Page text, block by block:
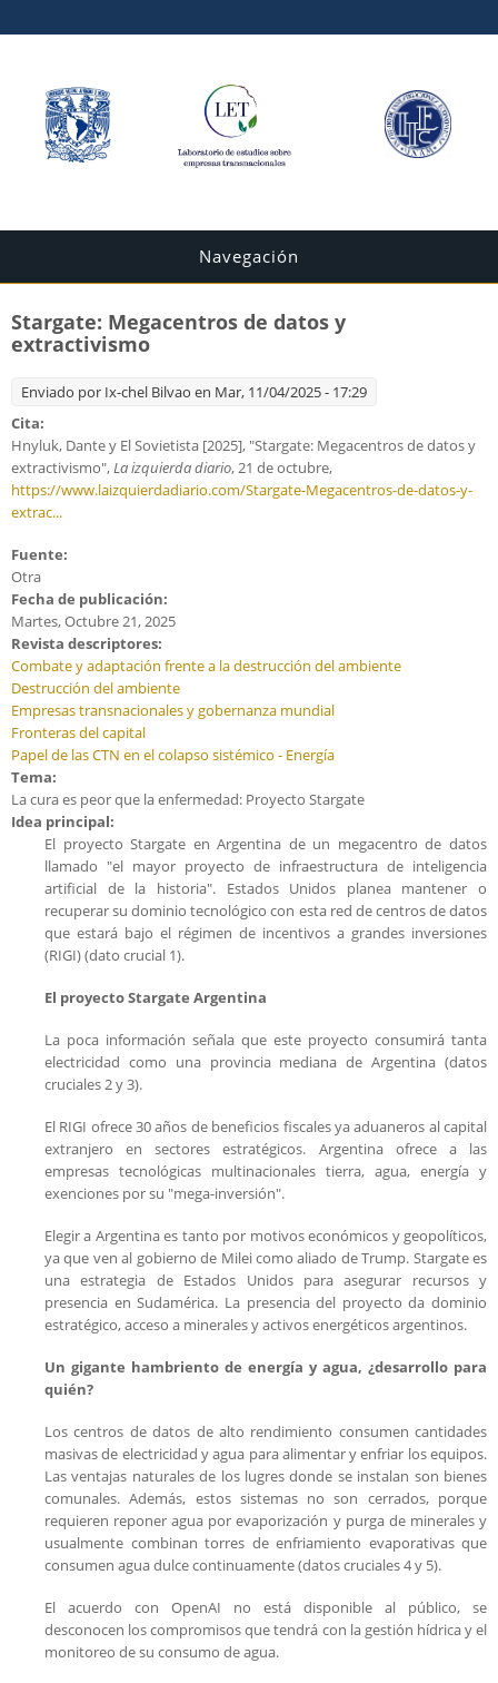
Navegación
Stargate: Megacentros de datos y
extractivismo
Enviado por Ix-chel Bilvao en Mar, 11/04/2025 - 17:29
Cita:
Hnyluk, Dante y El Sovietista [2025], "Stargate: Megacentros de datos y
extractivismo",La izquierda diario, 21 de octubre,
https://www.laizquierdadiario.com/Stargate-Megacentros-de-datos-y-
extrac...
Fuente:
Otra
Fecha de publicación:
Martes, Octubre 21, 2025
Revista descriptores:
Combate y adaptación frente a la destrucción del ambiente
Destrucción del ambiente
Empresas transnacionales y gobernanza mundial
Fronteras del capital
Papel de las CTN en el colapso sistémico - Energía
Tema:
La cura es peor que la enfermedad: Proyecto Stargate
Idea principal:
El proyecto Stargate en Argentina de un megacentro de datos
llamado "el mayor proyecto de infraestructura de inteligencia
artificial de la historia". Estados Unidos planea mantener o
recuperar su dominio tecnológico con esta red de centros de datos
que estará bajo el régimen de incentivos a grandes inversiones
(RIGI) (dato crucial 1).
El proyecto Stargate Argentina
La poca información señala que este proyecto consumirá tanta
electricidad como una provincia mediana de Argentina (datos
cruciales 2 y 3).
El RIGI ofrece 30 años de beneficios fiscales ya aduaneros al capital
extranjero en sectores estratégicos. Argentina ofrece a las
empresas tecnológicas multinacionales tierra, agua, energía y
exenciones por su "mega-inversión".
Elegir a Argentina es tanto por motivos económicos y geopolíticos,
ya que ven al gobierno de Milei como aliado de Trump. Stargate es
una estrategia de Estados Unidos para asegurar recursos y
presencia en Sudamérica. La presencia del proyecto da dominio
estratégico, acceso a minerales y activos energéticos argentinos.
Un gigante hambriento de energía y agua, ¿desarrollo para
quién?
Los centros de datos de alto rendimiento consumen cantidades
masivas de electricidad y agua para alimentar y enfriar los equipos.
Las ventajas naturales de los lugres donde se instalan son bienes
comunales. Además, estos sistemas no son cerrados, porque
requieren reponer agua por evaporización y purga de minerales y
usualmente combinan torres de enfriamiento evaporativas que
consumen agua dulce continuamente (datos cruciales 4 y 5).
El acuerdo con OpenAI no está disponible al público, se
desconocen los compromisos que tendrá con la gestión hídrica y el
monitoreo de su consumo de agua.